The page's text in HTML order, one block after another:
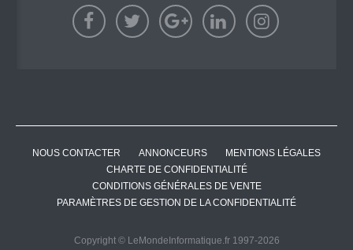
NOUS CONTACTER ANNONCEURS
MENTIONS LÉGALES
CHARTE DE CONFIDENTIALITÉ
CONDITIONS GÉNÉRALES DE VENTE
PARAMÈTRES DE GESTION DE LA CONFIDENTIALITÉ
Copyright © LeMondeInformatique.fr 1997-2026